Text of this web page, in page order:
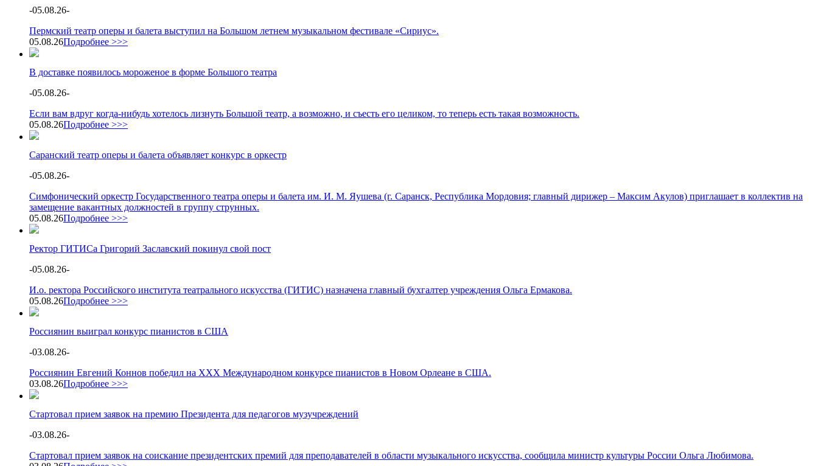
-05.08.26-
Пермский театр оперы и балета выступил на Большом летнем музыкальном фестивале «Сириус».
05.08.26Подробнее >>>
В доставке появилось мороженое в форме Большого театра
-05.08.26-
Если вам вдруг когда-нибудь хотелось лизнуть Большой театр, а возможно, и съесть его целиком, то теперь есть такая возможность.
05.08.26Подробнее >>>
Саранский театр оперы и балета объявляет конкурс в оркестр
-05.08.26-
Симфонический оркестр Государственного театра оперы и балета им. И. М. Яушева (г. Саранск, Республика Мордовия; главный дирижер – Максим Акулов) приглашает в коллектив на
замещение вакантных должностей в группу струнных.
05.08.26Подробнее >>>
Ректор ГИТИСа Григорий Заславский покинул свой пост
-05.08.26-
И.о. ректора Российского института театрального искусства (ГИТИС) назначена главный бухгалтер учреждения Ольга Ермакова.
05.08.26Подробнее >>>
Россиянин выиграл конкурс пианистов в США
-03.08.26-
Россиянин Евгений Коннов победил на XXX Международном конкурсе пианистов в Новом Орлеане в США.
03.08.26Подробнее >>>
Стартовал прием заявок на премию Президента для педагогов музучреждений
-03.08.26-
Стартовал прием заявок на соискание президентских премий для преподавателей в области музыкального искусства, сообщила министр культуры России Ольга Любимова.